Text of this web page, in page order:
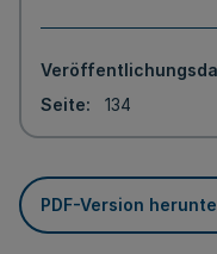
Seite
134
PDF-Version